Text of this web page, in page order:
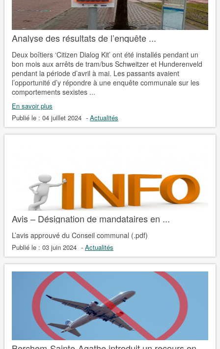
Analyse des résultats de l’enquête ...
Deux boîtiers ‘Citizen Dialog Kit’ ont été installés pendant un
bon mois aux arrêts de tram/bus Schweitzer et Hunderenveld
pendant la période d’avril à mai. Les passants avaient
l’opportunité d’y répondre à une enquête communale sur les
comportements sexistes ...
En savoir plus
Publié le : 04 juillet 2024 - Actualités
Avis – Désignation de mandataires en ...
L’avis approuvé du Conseil communal (.pdf)
Publié le : 03 juin 2024 - Actualités